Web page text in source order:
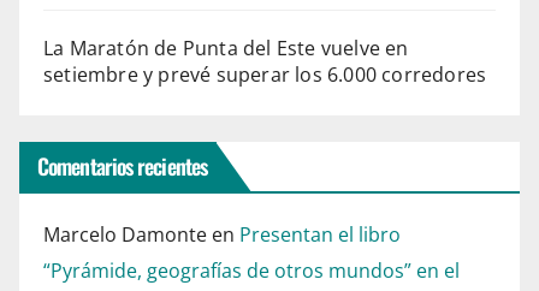
La Maratón de Punta del Este vuelve en
setiembre y prevé superar los 6.000 corredores
Comentarios recientes
Marcelo Damonte en Presentan el libro
“Pyrámide, geografías de otros mundos” en el